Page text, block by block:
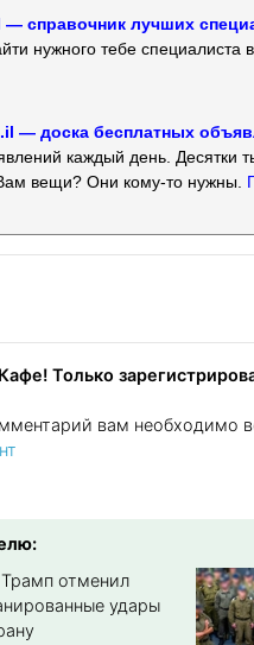
справочник лучших
нужного тебе специалиста
— доска бесплатных
каждый день. Десятки
вещи? Они кому-то нужны.
Только
вам необходимо
Трамп отменил
удары